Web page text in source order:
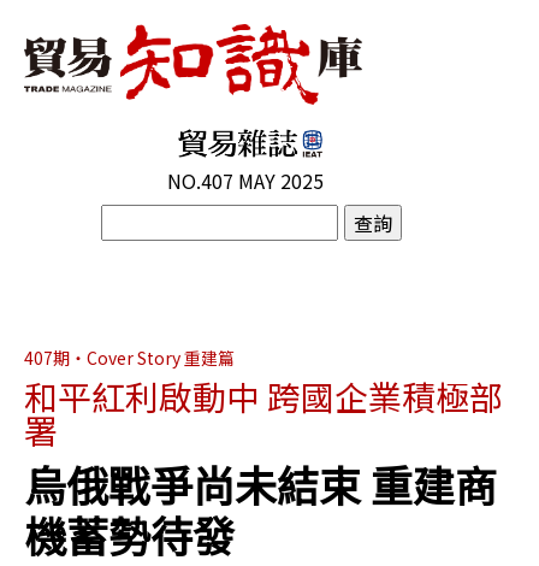
NO.407 MAY 2025
407期・Cover Story 重建篇
和平紅利啟動中 跨國企業積極部
署
烏俄戰爭尚未結束 重建商
機蓄勢待發